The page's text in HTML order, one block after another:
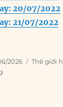
20/07/2022
21/07/2022
2026 Thế giới